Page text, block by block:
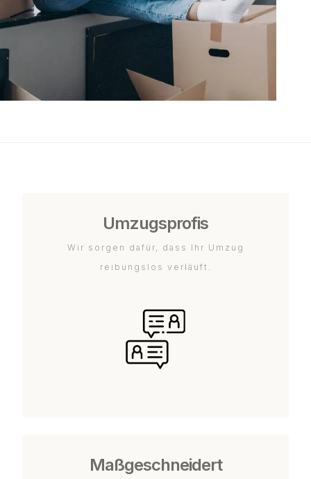
Umzugsprofis
Wir sorgen dafür, dass Ihr Umzug
reibungslos verläuft.
Maßgeschneidert